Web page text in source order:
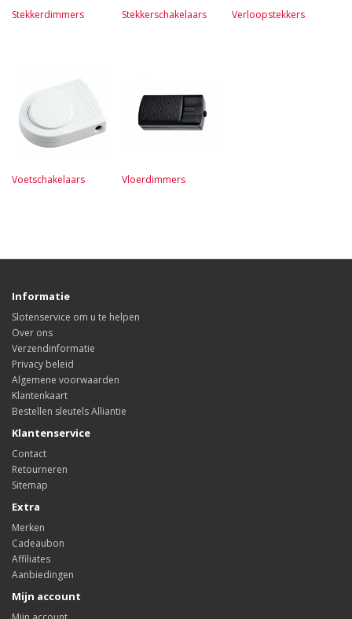
Stekkerdimmers Stekkerschakelaars Verloopstekkers
Voetschakelaars Vloerdimmers
Informatie
Slotenservice om u te helpen
Over ons
Verzendinformatie
Privacy beleid
Algemene voorwaarden
Klantenkaart
Bestellen sleutels Alliantie
Klantenservice
Contact
Retourneren
Sitemap
Extra
Merken
Cadeaubon
Affiliates
Aanbiedingen
Mijn account